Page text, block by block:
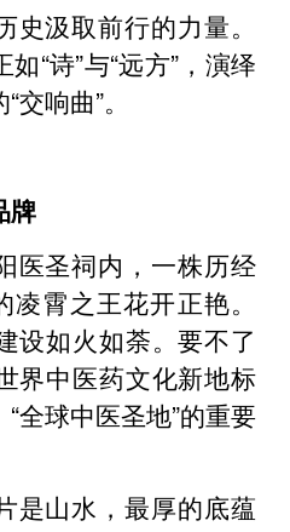
史汲取前行的力量。
“诗”与“远方”，演绎
响曲”。
牌
医圣祠内，一株历经
霄之王花开正艳。
设如火如荼。要不了
界中医药文化新地标
全球中医圣地”的重要
是山水，最厚的底蕴